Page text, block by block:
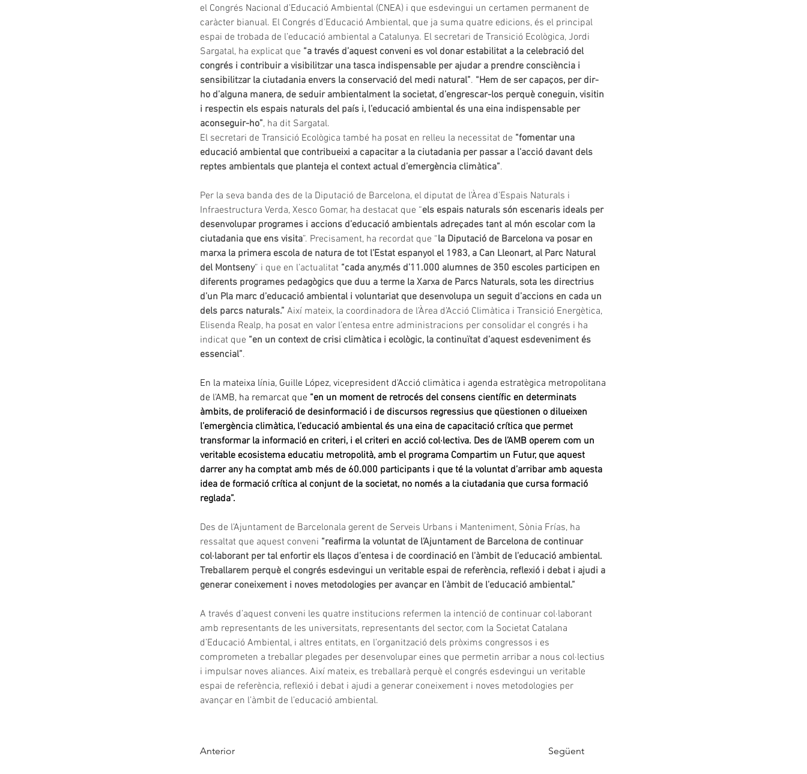
el Congrés Nacional d’Educació Ambiental (CNEA) i que esdevingui un certamen permanent de
caràcter bianual. El Congrés d’Educació Ambiental, que ja suma quatre edicions, és el principal
espai de trobada de l’educació ambiental a Catalunya. El secretari de Transició Ecològica, Jordi
Sargatal, ha explicat que “a través d’aquest conveni es vol donar estabilitat a la celebració del
congrés i contribuir a visibilitzar una tasca indispensable per ajudar a prendre consciència i
sensibilitzar la ciutadania envers la conservació del medi natural”. “Hem de ser capaços, per dir-
ho d’alguna manera, de seduir ambientalment la societat, d’engrescar-los perquè coneguin, visitin
i respectin els espais naturals del país i, l’educació ambiental és una eina indispensable per
aconseguir-ho”, ha dit Sargatal.
El secretari de Transició Ecològica també ha posat en relleu la necessitat de “fomentar una
educació ambiental que contribueixi a capacitar a la ciutadania per passar a l’acció davant dels
reptes ambientals que planteja el context actual d’emergència climàtica”.
Per la seva banda des de la Diputació de Barcelona, el diputat de l’Àrea d’Espais Naturals i
Infraestructura Verda, Xesco Gomar, ha destacat que “els espais naturals són escenaris ideals per
desenvolupar programes i accions d’educació ambientals adreçades tant al món escolar com la
ciutadania que ens visita”. Precisament, ha recordat que “la Diputació de Barcelona va posar en
marxa la primera escola de natura de tot l’Estat espanyol el 1983, a Can Lleonart, al Parc Natural
del Montseny” i que en l’actualitat “cada any,més d’11.000 alumnes de 350 escoles participen en
diferents programes pedagògics que duu a terme la Xarxa de Parcs Naturals, sota les directrius
d’un Pla marc d’educació ambiental i voluntariat que desenvolupa un seguit d’accions en cada un
dels parcs naturals.” Així mateix, la coordinadora de l’Àrea d’Acció Climàtica i Transició Energètica,
Elisenda Realp, ha posat en valor l’entesa entre administracions per consolidar el congrés i ha
indicat que “en un context de crisi climàtica i ecològic, la continuïtat d’aquest esdeveniment és
essencial”.
En la mateixa línia, Guille López, vicepresident d'Acció climàtica i agenda estratègica metropolitana
de l'AMB, ha remarcat que “en un moment de retrocés del consens científic en determinats
àmbits, de proliferació de desinformació i de discursos regressius que qüestionen o dilueixen
l’emergència climàtica, l’educació ambiental és una eina de capacitació crítica que permet
transformar la informació en criteri, i el criteri en acció col·lectiva. Des de l’AMB operem com un
veritable ecosistema educatiu metropolità, amb el programa Compartim un Futur, que aquest
darrer any ha comptat amb més de 60.000 participants i que té la voluntat d’arribar amb aquesta
idea de formació crítica al conjunt de la societat, no només a la ciutadania que cursa formació
reglada”.
Des de l’Ajuntament de Barcelonala gerent de Serveis Urbans i Manteniment, Sònia Frías, ha
ressaltat que aquest conveni “reafirma la voluntat de l’Ajuntament de Barcelona de continuar
col·laborant per tal enfortir els llaços d’entesa i de coordinació en l’àmbit de l’educació ambiental.
Treballarem perquè el congrés esdevingui un veritable espai de referència, reflexió i debat i ajudi a
generar coneixement i noves metodologies per avançar en l’àmbit de l’educació ambiental.”
A través d’aquest conveni les quatre institucions refermen la intenció de continuar col·laborant
amb representants de les universitats, representants del sector, com la Societat Catalana
d’Educació Ambiental, i altres entitats, en l’organització dels pròxims congressos i es
comprometen a treballar plegades per desenvolupar eines que permetin arribar a nous col·lectius
i impulsar noves aliances. Així mateix, es treballarà perquè el congrés esdevingui un veritable
espai de referència, reflexió i debat i ajudi a generar coneixement i noves metodologies per
avançar en l’àmbit de l’educació ambiental.
Anterior Següent